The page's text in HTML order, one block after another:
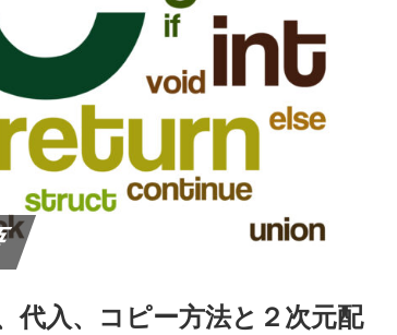
代入、コピー方法と２次元配